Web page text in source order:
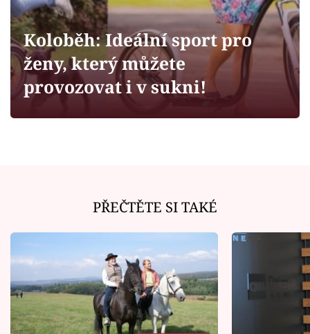
Sledujte prima+
Filmový festival Karlovy Vary
Sledujte nás
Koloběh: Ideální sport pro
ženy, který můžete
provozovat i v sukni!
PŘEČTĚTE SI TAKÉ